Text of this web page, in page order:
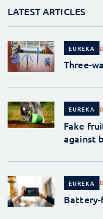
LATEST ARTICLES
EUREKA
Three-
EUREKA
Fake
against
EUREKA
Battery-